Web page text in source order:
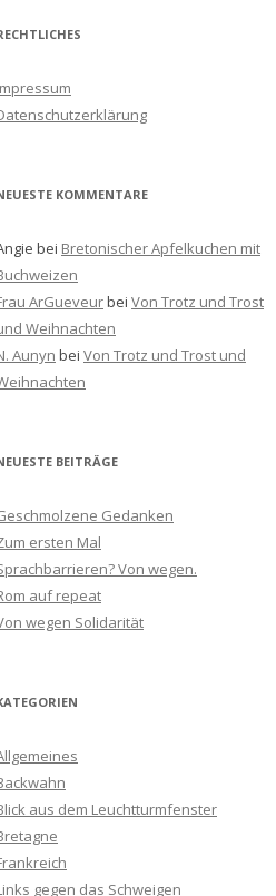
KOMMENTARE
bei Bretonischer Apfelkuchen mit
ArGueveurbei Von Trotz und Trost
Weihnachten
Aunyn bei Von Trotz und Trost und
BEITRÄGE
Gedanken
ersten Mal
Von wegen.
auf repeat
wegen Solidarität
aus dem Leuchtturmfenster
gegen das Schweigen